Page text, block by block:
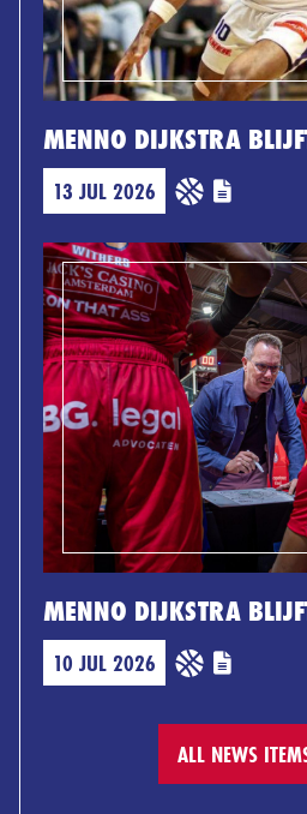
MENNO DIJKSTRA
13 JUL 2026
MENNO DIJKSTRA
10 JUL 2026
ALL NEWS